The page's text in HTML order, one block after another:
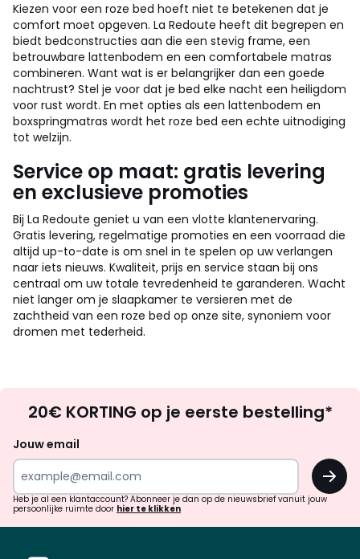
Kiezen voor een roze bed hoeft niet te betekenen dat je
comfort moet opgeven. La Redoute heeft dit begrepen en
biedt bedconstructies aan die een stevig frame, een
betrouwbare lattenbodem en een comfortabele matras
combineren. Want wat is er belangrijker dan een goede
nachtrust? Stel je voor dat je bed elke nacht een heiligdom
voor rust wordt. En met opties als een lattenbodem en
boxspringmatras wordt het roze bed een echte uitnodiging
tot welzijn.
Service op maat: gratis levering
en exclusieve promoties
Bij La Redoute geniet u van een vlotte klantenervaring.
Gratis levering, regelmatige promoties en een voorraad die
altijd up-to-date is om snel in te spelen op uw verlangen
naar iets nieuws. Kwaliteit, prijs en service staan bij ons
centraal om uw totale tevredenheid te garanderen. Wacht
niet langer om je slaapkamer te versieren met de
zachtheid van een roze bed op onze site, synoniem voor
dromen met tederheid.
zoek
inspiratie
verrassingen?
20€ KORTING op je eerste bestelling*
Jouw email
OK
Heb je al een klantaccount? Abonneer je dan op de nieuwsbrief vanuit jouw
persoonlijke ruimte door hier te klikken